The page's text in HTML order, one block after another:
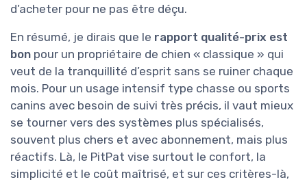
d’acheter pour ne pas être déçu.
En résumé, je dirais que le rapport qualité-prix est
bon pour un propriétaire de chien « classique » qui
veut de la tranquillité d’esprit sans se ruiner chaque
mois. Pour un usage intensif type chasse ou sports
canins avec besoin de suivi très précis, il vaut mieux
se tourner vers des systèmes plus spécialisés,
souvent plus chers et avec abonnement, mais plus
réactifs. Là, le PitPat vise surtout le confort, la
simplicité et le coût maîtrisé, et sur ces critères-là,